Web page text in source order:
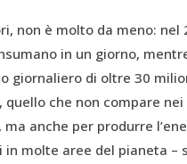
non è molto da meno:
in un giorno,
giornaliero di oltre 30
che non compare
anche per produrre
molte aree del pianeta